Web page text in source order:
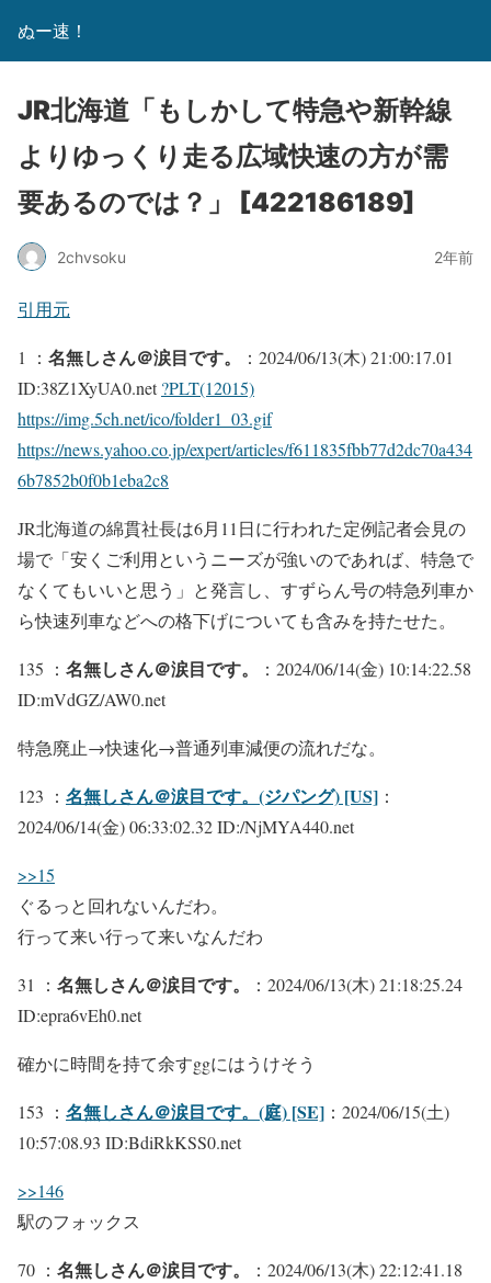
ぬー速！
JR北海道「もしかして特急や新幹線
よりゆっくり走る広域快速の方が需
要あるのでは？」 [422186189]
2chvsoku 2年前
引用元
1 ： 名無しさん＠涙目です。
：2024/06/13(木) 21:00:17.01
ID:38Z1XyUA0.net?PLT(12015)
https://img.5ch.net/ico/folder1_03.gif
https://news.yahoo.co.jp/expert/articles/f611835fbb77d2dc70a434
6b7852b0f0b1eba2c8
JR北海道の綿貫社長は6月11日に行われた定例記者会見の
場で「安くご利用というニーズが強いのであれば、特急で
なくてもいいと思う」と発言し、すずらん号の特急列車か
ら快速列車などへの格下げについても含みを持たせた。
135 ： 名無しさん＠涙目です。
：2024/06/14(金) 10:14:22.58
ID:mVdGZ/AW0.net
特急廃止→快速化→普通列車減便の流れだな。
123 ： 名無しさん＠涙目です。(ジパング) [US] ：
2024/06/14(金) 06:33:02.32 ID:/NjMYA440.net
>>15
ぐるっと回れないんだわ。
行って来い行って来いなんだわ
31 ： 名無しさん＠涙目です。
：2024/06/13(木) 21:18:25.24
ID:epra6vEh0.net
確かに時間を持て余すggにはうけそう
153 ： 名無しさん＠涙目です。(庭) [SE] ：2024/06/15(土)
10:57:08.93 ID:BdiRkKSS0.net
>>146
駅のフォックス
70 ： 名無しさん＠涙目です。
：2024/06/13(木) 22:12:41.18